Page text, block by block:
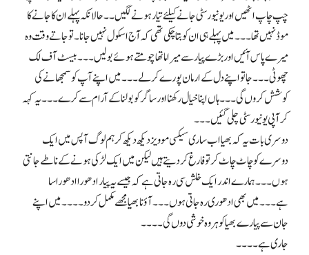
چپ چاپ اٹھیں اور یونیورسٹی جانے کیلئے تیار ہونے لگیں۔۔ حالانکہ پہلے ان کا جانے کا
موڈ نہیں تھا۔۔۔ میں پہلے ہی ان کو بتا چکی تھی کہ آج اسکول نہیں جانا۔ تو جاتے وقت وہ
میرے پاس آئیں اور بڑے پیار سے میرا ماتھا چومتے ہوئے بولیں ۔۔۔ بیسٹ آف لک
چھوٹی۔۔۔ جا تو اپنے دل کے ارمان پورے کرلے۔۔۔ میں اپنے آپ کو سمجھانے کی
کوشش کروں گی۔۔۔ ہاں اپنا خیال رکھنا اور ساگر کو بولنا کے آرام سے کرے۔۔۔ یہ کہہ
کر آپی یونیورسٹی چلی گئیں۔۔۔
دوسری بات یہ کہ بھیا اب ساری سیکسی موویز دیکھ دیکھ کر ہم لوگ آپس میں ایک
دوسرے کو چاٹ چاٹ کر تو فارغ کر دیتے ہیں لیکن میں ایک لڑکی ہونے کے ناطے جانتی
ہوں۔۔۔ ہمارے اندر ایک خلش سی رہ جاتی ہے کہ جیسے یہ پیار ادھورا ادھورا سا
ہے۔۔۔ میں بھی ادھوری رہ جاتی ہوں۔۔۔ آؤنا بھیا مجھے مکمل کر دو۔۔۔۔ میں اپنے
جان سے پیارے بھیا کو ہر وہ خوشی دوں گی۔۔۔۔
جاری ہے۔۔۔۔